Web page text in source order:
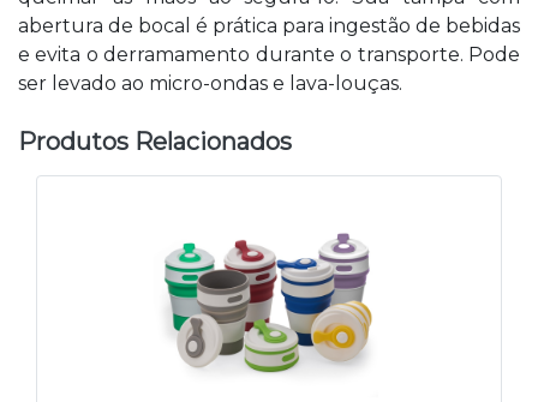
abertura de bocal é prática para ingestão de bebidas
e evita o derramamento durante o transporte. Pode
ser levado ao micro-ondas e lava-louças.
Produtos Relacionados